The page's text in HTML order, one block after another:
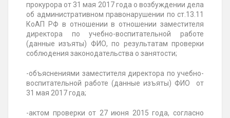
прокурора от 31 мая 2017 года о возбуждении дела
об административном правонарушении по ст.13.11
КоАП РФ в отношении в отношении заместителя
директора по учебно-воспитательной работе
(данные изъяты) ФИО, по результатам проверки
соблюдения законодательства о занятости;
-объяснениями заместителя директора по учебно-
воспитательной работе (данные изъяты) ФИО от
31 мая 2017 года;
-актом проверки от 27 июня 2015 года, согласно